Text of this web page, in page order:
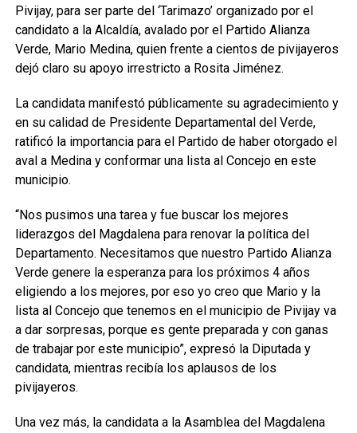
Pivijay, para ser parte del ‘Tarimazo’ organizado por el
candidato a la Alcaldía, avalado por el Partido Alianza
Verde, Mario Medina, quien frente a cientos de pivijayeros
dejó claro su apoyo irrestricto a Rosita Jiménez.
La candidata manifestó públicamente su agradecimiento y
en su calidad de Presidente Departamental del Verde,
ratificó la importancia para el Partido de haber otorgado el
aval a Medina y conformar una lista al Concejo en este
municipio.
“Nos pusimos una tarea y fue buscar los mejores
liderazgos del Magdalena para renovar la política del
Departamento. Necesitamos que nuestro Partido Alianza
Verde genere la esperanza para los próximos 4 años
eligiendo a los mejores, por eso yo creo que Mario y la
lista al Concejo que tenemos en el municipio de Pivijay va
a dar sorpresas, porque es gente preparada y con ganas
de trabajar por este municipio”, expresó la Diputada y
candidata, mientras recibía los aplausos de los
pivijayeros.
Una vez más, la candidata a la Asamblea del Magdalena